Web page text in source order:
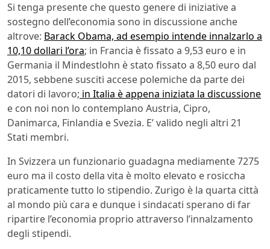
Si tenga presente che questo genere di iniziative a
sostegno dell’economia sono in discussione anche
altrove: Barack Obama, ad esempio intende innalzarlo a
10,10 dollari l’ora; in Francia è fissato a 9,53 euro e in
Germania il Mindestlohn è stato fissato a 8,50 euro dal
2015, sebbene susciti accese polemiche da parte dei
datori di lavoro; in Italia è appena iniziata la discussione
e con noi non lo contemplano Austria, Cipro,
Danimarca, Finlandia e Svezia. E’ valido negli altri 21
Stati membri.
In Svizzera un funzionario guadagna mediamente 7275
euro ma il costo della vita è molto elevato e rosiccha
praticamente tutto lo stipendio. Zurigo è la quarta città
al mondo più cara e dunque i sindacati sperano di far
ripartire l’economia proprio attraverso l’innalzamento
degli stipendi.